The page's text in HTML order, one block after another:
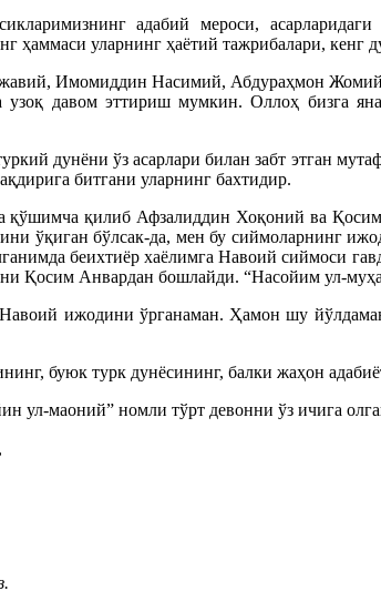
адабий мероси,
ҳаммаси уларнинг ҳаётий тажрибалари,
Имомиддин Насимий, Абдураҳмон
давом эттириш мумкин. Оллоҳ бизга
дунёни ўз асарлари билан забт этган
битгани уларнинг бахтидир.
қўшимча қилиб Афзалиддин Хоқоний ва
ўқиган бўлсак-да, мен бу сиймоларнинг
беихтиёр хаёлимга Навоий сиймоси
Қосим Анвардан бошлайди. “Насойим ул-
ижодини ўрганаман. Ҳамон шу
буюк турк дунёсининг, балки жаҳон
ул-маоний” номли тўрт девонни ўз ичига